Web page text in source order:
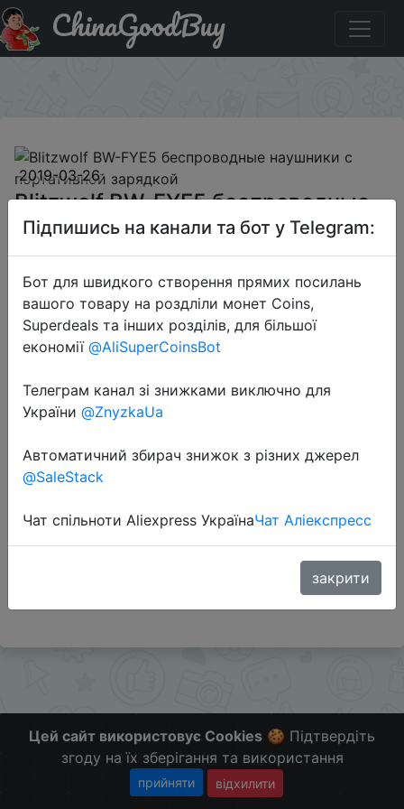
Промокод на знижку 15bwfye5 Blitzwolf BW-FYE5
беспроводные наушники с портативной зарядкой
ChinaGoodBuy
2019-03-26
Blitzwolf BW-FYE5 беспроводные
наушники с портативной зарядкой
$31.39
Перейти до магазину
Додаткова інформація відсутня.
Слідкуйте за знижками на мобільному, в телеграм
Цей сайт використовує Cookies 🍪 Підтвердіть
згоду на їх зберігання та використання
прийняти відхилити
Підпишись на канали та бот у Telegram:
Бот для швидкого створення прямих посилань
вашого товару на роздліли монет Coins,
Superdeals та інших розділів, для більшої
економії @AliSuperCoinsBot
Телеграм канал зі знижками виключно для
України @ZnyzkaUa
Автоматичний збирач знижок з різних джерел
@SaleStack
Чат спільноти Aliexpress УкраїнаЧат Аліекспресс
закрити